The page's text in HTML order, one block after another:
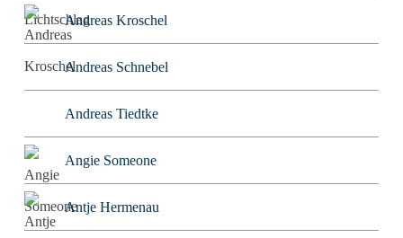
Andreas Kroschel
Andreas Schnebel
Andreas Tiedtke
Angie Someone
Antje Hermenau